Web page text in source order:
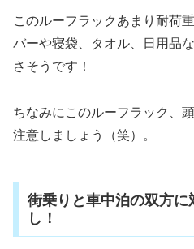
このルーフラックあまり耐荷
バーや寝袋、タオル、日用品
さそうです！
ちなみにこのルーフラック、
注意しましょう（笑）。
街乗りと車中泊の双方に
し！